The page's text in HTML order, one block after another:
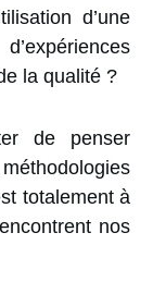
d’une
la qualité ?
de penser
totalement à
nos